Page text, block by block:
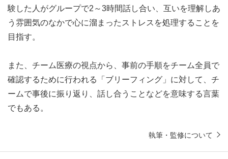
験した人がグループで2～3時間話し合い、互いを理解しあ
う雰囲気のなかで心に溜まったストレスを処理することを
目指す。
また、チーム医療の視点から、事前の手順をチーム全員で
確認するために行われる「ブリーフィング」に対して、チ
ームで事後に振り返り、話し合うことなどを意味する言葉
でもある。
執筆・監修について